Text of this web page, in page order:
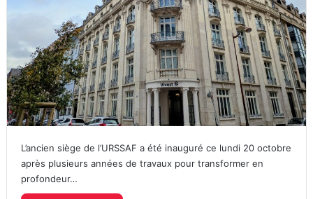
L’ancien siège de l’URSSAF a été inauguré ce lundi 20 octobre
après plusieurs années de travaux pour transformer en
profondeur…